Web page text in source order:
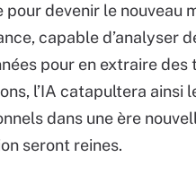
pour devenir le nouveau
capable d’analyser
pour en extraire des
l’IA catapultera ainsi
dans une ère
seront reines.